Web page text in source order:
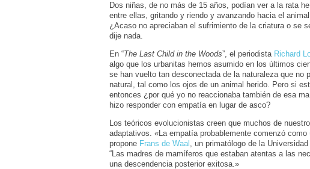
Dos niñas, de no más de 15 años, podían ver a la rata
entre ellas, gritando y riendo y avanzando hacia el
¿Acaso no apreciaban el sufrimiento de la criatura o se
dije nada.
En “The Last Child in the Woods”, el periodista Richard
algo que los urbanitas hemos asumido en los últimos
se han vuelto tan desconectada de la naturaleza que no
natural, tal como los ojos de un animal herido. Pero si
entonces ¿por qué yo no reaccionaba también de esa
hizo responder con empatía en lugar de asco?
Los teóricos evolucionistas creen que muchos de
adaptativos. «La empatía probablemente comenzó
propone Frans de Waal , un primatólogo de la
“Las madres de mamíferos que estaban atentas a las
una descendencia posterior exitosa.»